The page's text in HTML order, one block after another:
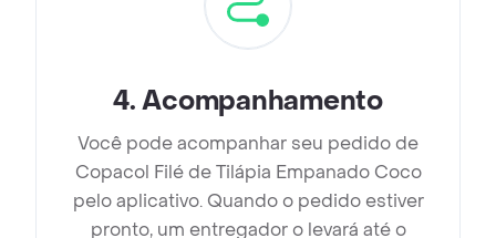
4.Acompanhamento
Você pode acompanhar seu pedido de
Copacol Filé de Tilápia Empanado Coco
pelo aplicativo. Quando o pedido estiver
pronto, um entregador o levará até o